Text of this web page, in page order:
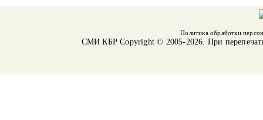
Политика обработки
СМИ КБРCopyright © 2005-2026. При